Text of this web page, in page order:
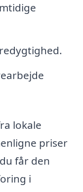
lokale
priser
får den
i